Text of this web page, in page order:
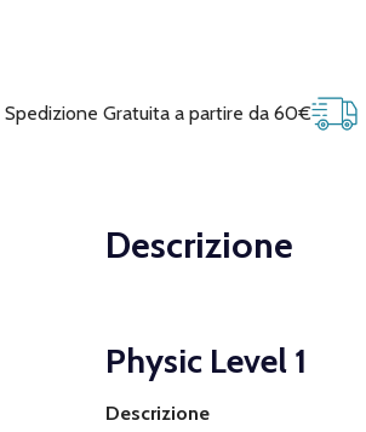
Spedizione Gratuita a partire da 60€
Descrizione
Physic Level 1
Descrizione